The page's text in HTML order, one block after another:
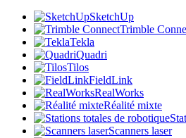
SketchUp
Trimble
Tekla
Quadri
Tilos
FieldLink
RealWorks
Réalité mixte
Scanners laser